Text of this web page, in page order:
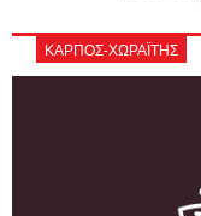
ΚΑΡΠΟΣ-ΧΩΡΑΪΤΗΣ